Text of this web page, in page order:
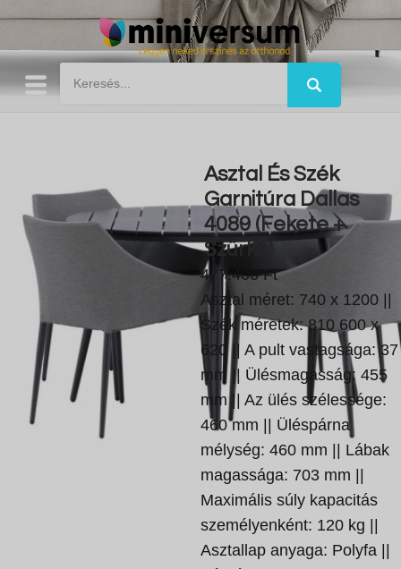
Asztal És Szék
Garnitúra Dallas
4089 (Fekete +
Szürke)
477.400 Ft
Asztal méret: 740 x 1200 ||
Szék méretek: 810 600 x
620 || A pult vastagsága: 37
mm || Ülésmagasság: 455
mm || Az ülés szélessége:
460 mm || Üléspárna
mélység: 460 mm || Lábak
magassága: 703 mm ||
Maximális súly kapacitás
személyenként: 120 kg ||
Asztallap anyaga: Polyfa ||